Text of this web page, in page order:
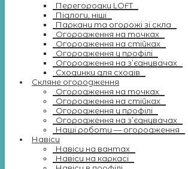
Перегородки LOFT
Підлоги, ніші
Паркани та огорожі зі скла
Огородження на точках
Огородження на стійках
Огородження у профілі
Огородження на з’єднувачах
Сходинки для сходів
Скляне огородження
Огородження на точках
Огородження на стійках
Огородження у профілі
Огородження на з’єднувачах
Наші роботи — огородження
Навіси
Навіси на вантах
Навіси на каркасі